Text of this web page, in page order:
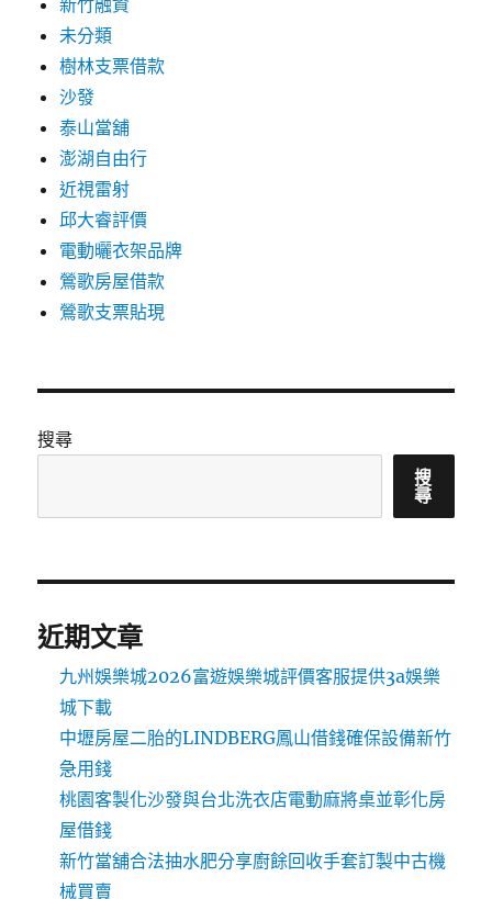
新竹融資
未分類
樹林支票借款
沙發
泰山當舖
澎湖自由行
近視雷射
邱大睿評價
電動曬衣架品牌
鶯歌房屋借款
鶯歌支票貼現
搜尋
搜
尋
近期文章
九州娛樂城2026富遊娛樂城評價客服提供3a娛樂
城下載
中壢房屋二胎的LINDBERG鳳山借錢確保設備新竹
急用錢
桃園客製化沙發與台北洗衣店電動麻將桌並彰化房
屋借錢
新竹當舖合法抽水肥分享廚餘回收手套訂製中古機
械買賣